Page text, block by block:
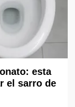
esta
el sarro de